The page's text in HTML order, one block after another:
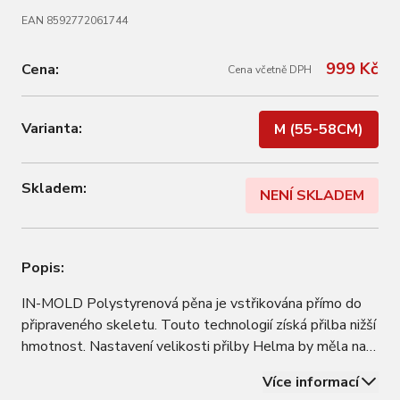
EAN 8592772061744
Cena: Cena včetně DPH 999 Kč
Varianta: M (55-58CM)
Skladem: NENÍ SKLADEM
Popis:
IN-MOLD Polystyrenová pěna je vstřikována přímo do
připraveného skeletu. Touto technologií získá přilba nižší
hmotnost. Nastavení velikosti přilby Helma by měla na
Některé helmy mají vnitřní prostor nastavitelný.
Více informací